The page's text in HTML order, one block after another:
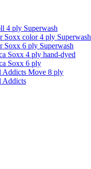
4 ply Superwash
Soxx color 4 ply Superwash
Soxx 6 ply Superwash
Soxx 4 ply hand-dyed
Soxx 6 ply
Addicts Move 8 ply
Addicts